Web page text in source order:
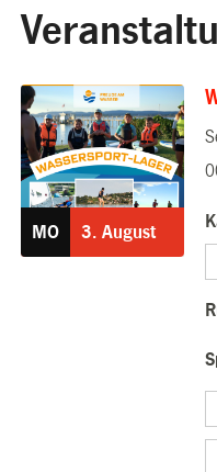
MO 3. August